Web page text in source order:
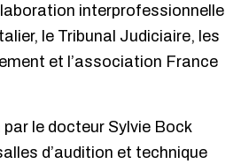
interprofessionnelle
le Tribunal Judiciaire, les
et l’association France
le docteur Sylvie Bock
d’audition et technique